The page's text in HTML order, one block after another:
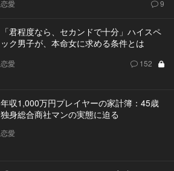
恋愛 9
「君程度なら、セカンドで十分」ハイスペ
ック男子が、本命女に求める条件とは
恋愛 152
年収1,000万円プレイヤーの家計簿：45歳
独身総合商社マンの実態に迫る
恋愛